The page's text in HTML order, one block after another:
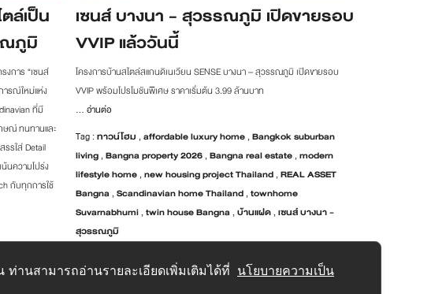
ล์เป็น
ณภูมิ
การ “เซนส์
ารณ์ใหม่แห่ง
ที่มี
ษณ์ ทนทานและ
รใส่ Detail
นความโปร่ง
กับทุกการใช้
เซนส์ บางนา - สุวรรณภูมิ เปิดขายรอบ
VVIP แล้ววันนี้
โครงการบ้านสไตล์สแกนดิเนเวียน SENSE บางนา – สุวรรณภูมิ เปิดขายรอบ
VVIP พร้อมโปรโมชันพิเศษ ราคาเริ่มต้น 3.99 ล้านบาท
... อ่านต่อ
Tag :ทาวน์โฮม ,affordable luxury home,Bangkok suburban
living,Bangna property 2026,Bangna real estate,modern
lifestyle home,new housing project Thailand,REAL ASSET
Bangna,Scandinavian home Thailand,townhome
Suvarnabhumi,twin house Bangna,บ้านแฝด,เซนส์ บางนา -
สุวรรณภูมิ
านสามารถอ่านรายละเอียดเพิ่มเติมได้ที่ นโยบายความเป็น